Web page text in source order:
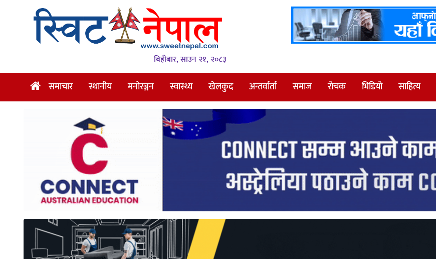
मनोरञ्जन
स्वास्थ्य
साहित्य
प्रदेश
बिहीबार, साउन २१, २०८३
समाचार स्थानीय मनोरञ्जन स्वास्थ्य खेलकुद अन्तर्वार्ता समाज रोचक भिडियो साहित्य